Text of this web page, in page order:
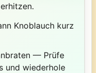
Knoblauch kurz
— Prüfe
und wiederhole